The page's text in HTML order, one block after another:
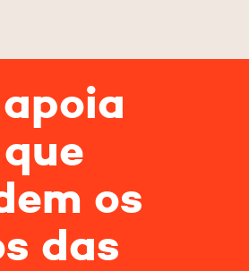
os
das